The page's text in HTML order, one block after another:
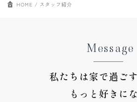
HOME スタッフ紹介
Message
私たちは家で過ご
もっと好きに